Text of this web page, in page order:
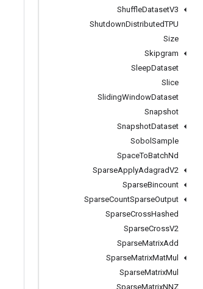
ShuffleDatasetV3
ShutdownDistributedTPU
Size
Skipgram
SleepDataset
Slice
SlidingWindowDataset
Snapshot
SnapshotDataset
Sobol Sample
SpaceToBatchNd
SparseApplyAdagradV2
SparseBincount
SparseCountSparseOutput
SparseCrossHashed
SparseCrossV2
SparseMatrixAdd
SparseMatrixMatMul
SparseMatrixMul
SparseMatrixNNZ